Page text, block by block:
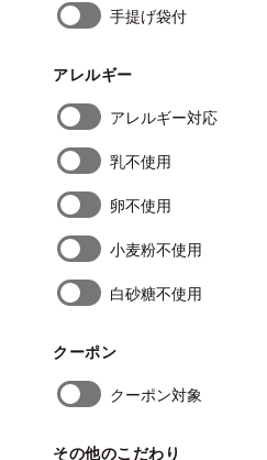
手提げ袋付
アレルギー
アレルギー対応
乳不使用
卵不使用
小麦粉不使用
白砂糖不使用
クーポン
クーポン対象
その他のこだわり